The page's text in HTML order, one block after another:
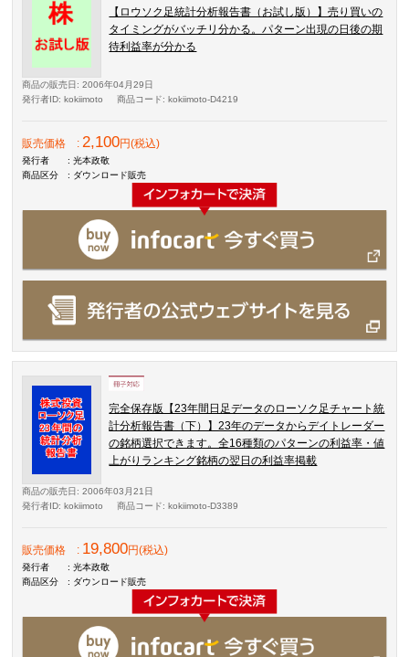
【ロウソク足統計分析報告書（お試し版）】売り買いの
タイミングがバッチリ分かる。パターン出現の日後の期
待利益率が分かる
商品の販売日 : 2006年04月29日
発行者ID: kokiimoto 商品コード: kokiimoto-D4219
販売価格 :2,100円(税込)
発行者
: 光本政敬
商品区分
: ダウンロード販売
完全保存版【23年間日足データのローソク足チャート統
計分析報告書（下）】23年のデータからデイトレーダー
の銘柄選択できます。全16種類のパターンの利益率・値
上がりランキング銘柄の翌日の利益率掲載
商品の販売日 : 2006年03月21日
発行者ID: kokiimoto 商品コード: kokiimoto-D3389
販売価格 : 19,800円(税込)
発行者
: 光本政敬
商品区分
: ダウンロード販売